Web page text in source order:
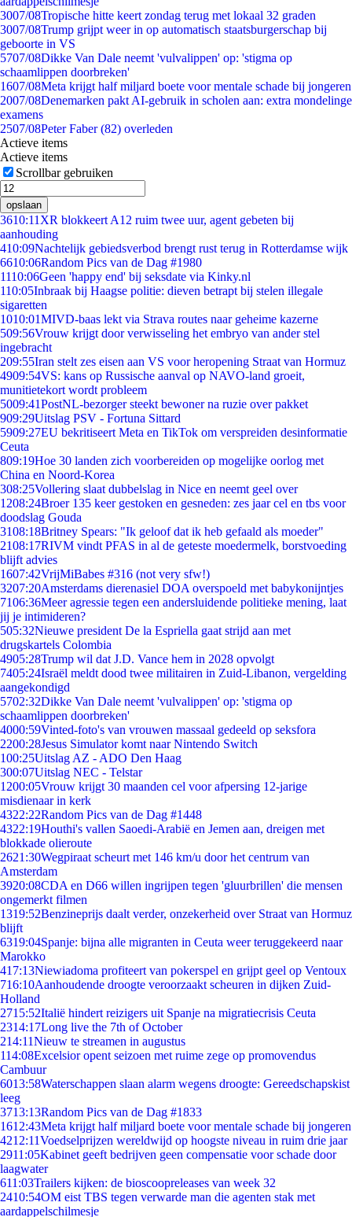
3007/08Tropische hitte keert zondag terug met lokaal 32 graden
3007/08Trump grijpt weer in op automatisch staatsburgerschap bij
geboorte in VS
5707/08Dikke Van Dale neemt 'vulvalippen' op: 'stigma op
schaamlippen doorbreken'
1607/08Meta krijgt half miljard boete voor mentale schade bij jongeren
2007/08Denemarken pakt AI-gebruik in scholen aan: extra mondelinge
examens
2507/08Peter Faber (82) overleden
Actieve items
Actieve items
Scrollbar gebruiken
opslaan
3610:11 XR blokkeert A12 ruim twee uur, agent gebeten bij
aanhouding
410:09Nachtelijk gebiedsverbod brengt rust terug in Rotterdamse wijk
6610:06Random Pics van de Dag #1980
1110:06Geen 'happy end' bij seksdate via Kinky.nl
110:05Inbraak bij Haagse politie: dieven betrapt bij stelen illegale
sigaretten
1010:01MIVD-baas lekt via Strava routes naar geheime kazerne
509:56Vrouw krijgt door verwisseling het embryo van ander stel
ingebracht
209:55Iran stelt zes eisen aan VS voor heropening Straat van Hormuz
4909:54VS: kans op Russische aanval op NAVO-land groeit,
munitietekort wordt probleem
5009:41PostNL-bezorger steekt bewoner na ruzie over pakket
909:29Uitslag PSV - Fortuna Sittard
5909:27EU bekritiseert Meta en TikTok om verspreiden desinformatie
Ceuta
809:19Hoe 30 landen zich voorbereiden op mogelijke oorlog met
China en Noord-Korea
308:25Vollering slaat dubbelslag in Nice en neemt geel over
1208:24Broer 135 keer gestoken en gesneden: zes jaar cel en tbs voor
doodslag Gouda
3108:18Britney Spears: "Ik geloof dat ik heb gefaald als moeder"
2108:17RIVM vindt PFAS in al de geteste moedermelk, borstvoeding
blijft advies
1607:42VrijMiBabes #316 (not very sfw!)
3207:20Amsterdams dierenasiel DOA overspoeld met babykonijntjes
7106:36Meer agressie tegen een andersluidende politieke mening, laat
jij je intimideren?
505:32Nieuwe president De la Espriella gaat strijd aan met
drugskartels Colombia
4905:28Trump wil dat J.D. Vance hem in 2028 opvolgt
7405:24Israël meldt dood twee militairen in Zuid-Libanon, vergelding
aangekondigd
5702:32Dikke Van Dale neemt 'vulvalippen' op: 'stigma op
schaamlippen doorbreken'
4000:59Vinted-foto's van vrouwen massaal gedeeld op seksfora
2200:28Jesus Simulator komt naar Nintendo Switch
100:25Uitslag AZ - ADO Den Haag
300:07Uitslag NEC - Telstar
1200:05Vrouw krijgt 30 maanden cel voor afpersing 12-jarige
misdienaar in kerk
4322:22Random Pics van de Dag #1448
4322:19Houthi's vallen Saoedi-Arabië en Jemen aan, dreigen met
blokkade olieroute
2621:30Wegpiraat scheurt met 146 km/u door het centrum van
Amsterdam
3920:08CDA en D66 willen ingrijpen tegen 'gluurbrillen' die mensen
ongemerkt filmen
1319:52Benzineprijs daalt verder, onzekerheid over Straat van Hormuz
blijft
6319:04Spanje: bijna alle migranten in Ceuta weer teruggekeerd naar
Marokko
417:13Niewiadoma profiteert van pokerspel en grijpt geel op Ventoux
716:10Aanhoudende droogte veroorzaakt scheuren in dijken Zuid-
Holland
2715:52Italië hindert reizigers uit Spanje na migratiecrisis Ceuta
2314:17Long live the 7th of October
214:11Nieuw te streamen in augustus
114:08Excelsior opent seizoen met ruime zege op promovendus
Cambuur
6013:58Waterschappen slaan alarm wegens droogte: Gereedschapskist
leeg
3713:13Random Pics van de Dag #1833
1612:43Meta krijgt half miljard boete voor mentale schade bij jongeren
4212:11Voedselprijzen wereldwijd op hoogste niveau in ruim drie jaar
2911:05Kabinet geeft bedrijven geen compensatie voor schade door
laagwater
611:03Trailers kijken: de bioscoopreleases van week 32
2410:54OM eist TBS tegen verwarde man die agenten stak met
aardappelschilmesje